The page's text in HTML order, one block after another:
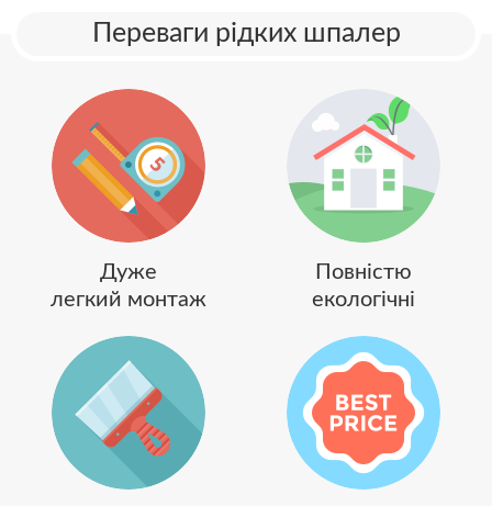
Переваги рідких шпалер
Дуже
легкий монтаж
Повністю
екологічні